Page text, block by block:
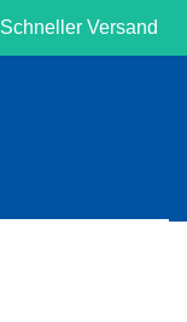
Schneller Versand